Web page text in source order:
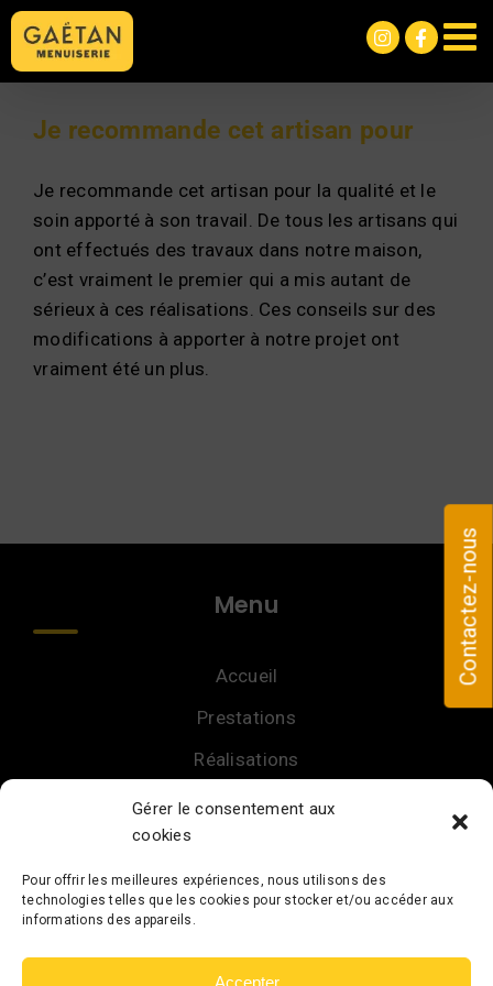
Gérer le consentement aux
cookies
Pour offrir les meilleures expériences, nous utilisons des
technologies telles que les cookies pour stocker et/ou accéder aux
informations des appareils.
Accepter
Passer
contenu
Je recommande cet artisan pour
Je recommande cet artisan pour la qualité et le
soin apporté à son travail. De tous les artisans qui
ont effectués des travaux dans notre maison,
c’est vraiment le premier qui a mis autant de
sérieux à ces réalisations. Ces conseils sur des
modifications à apporter à notre projet ont
vraiment été un plus.
Menu
Accueil
Prestations
Réalisations
Avis
Contactez-nous